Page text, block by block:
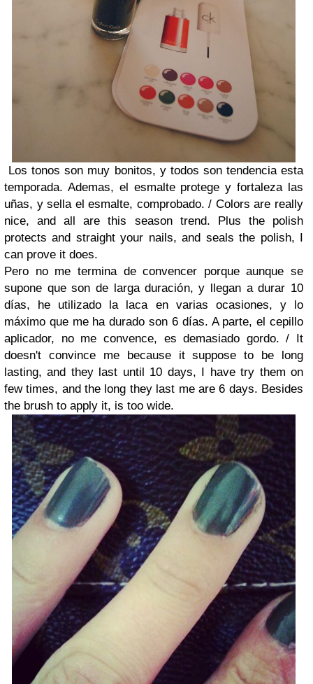
Los tonos son muy bonitos, y todos son tendencia esta
temporada. Ademas, el esmalte protege y fortaleza las
uñas, y sella el esmalte, comprobado. / Colors are really
nice, and all are this season trend. Plus the polish
protects and straight your nails, and seals the polish, I
can prove it does.
Pero no me termina de convencer porque aunque se
supone que son de larga duración, y llegan a durar 10
días, he utilizado la laca en varias ocasiones, y lo
máximo que me ha durado son 6 días. A parte, el cepillo
aplicador, no me convence, es demasiado gordo. / It
doesn't convince me because it suppose to be long
lasting, and they last until 10 days, I have try them on
few times, and the long they last me are 6 days. Besides
the brush to apply it, is too wide.